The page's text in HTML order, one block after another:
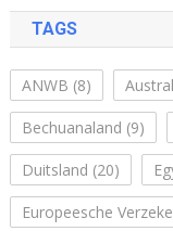
TAGS
ANWB (8)
Bechuanaland (9)
Duitsland (20)
Europeesche